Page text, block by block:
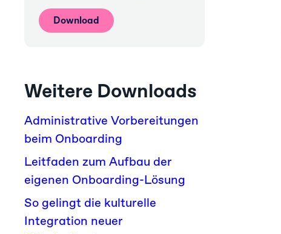
Download
Weitere Downloads
Administrative Vorbereitungen
beim Onboarding
Leitfaden zum Aufbau der
eigenen Onboarding-Lösung
So gelingt die kulturelle
Integration neuer